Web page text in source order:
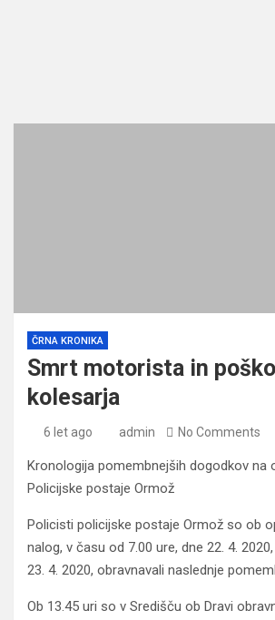
ČRNA KRONIKA
Smrt motorista in
kolesarja
6 let ago admin No Comments
Kronologija pomembnejših dogodkov na
Policijske postaje Ormož
Policisti policijske postaje Ormož so ob
nalog, v času od 7.00 ure, dne 22. 4.
23. 4. 2020, obravnavali naslednje
Ob 13.45 uri so v Središču ob Dravi